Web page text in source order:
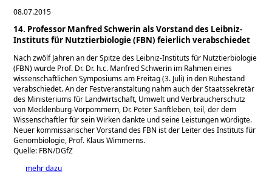
08.07.2015
14. Professor Manfred Schwerin als Vorstand des Leibniz-
Instituts für Nutztierbiologie (FBN) feierlich verabschiedet
Nach zwölf Jahren an der Spitze des Leibniz-Instituts für Nutztierbiologie
(FBN) wurde Prof. Dr. Dr. h.c. Manfred Schwerin im Rahmen eines
wissenschaftlichen Symposiums am Freitag (3. Juli) in den Ruhestand
verabschiedet. An der Festveranstaltung nahm auch der Staatssekretär
des Ministeriums für Landwirtschaft, Umwelt und Verbraucherschutz
von Mecklenburg-Vorpommern, Dr. Peter Sanftleben, teil, der dem
Wissenschaftler für sein Wirken dankte und seine Leistungen würdigte.
Neuer kommissarischer Vorstand des FBN ist der Leiter des Instituts für
Genombiologie, Prof. Klaus Wimmerns.
Quelle: FBN/DGfZ
mehr dazu